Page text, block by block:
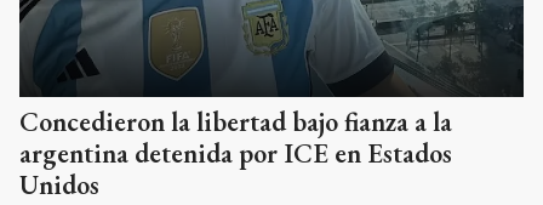
Concedieron la libertad bajo fianza a la
argentina detenida por ICE en Estados
Unidos